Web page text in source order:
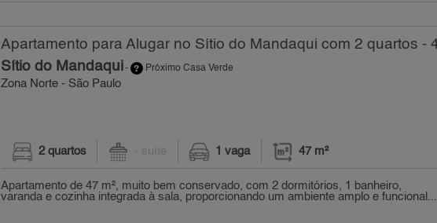
Apartamento para Alugar no Sítio do Mandaqui com 2 quartos -
Sítio do Mandaqui- Próximo Casa Verde
Zona Norte - São Paulo
2 quartos - suíte 1 vaga 47 m²
Apartamento de 47 m², muito bem conservado, com 2 dormitórios, 1 banheiro,
varanda e cozinha integrada à sala, proporcionando um ambiente amplo e